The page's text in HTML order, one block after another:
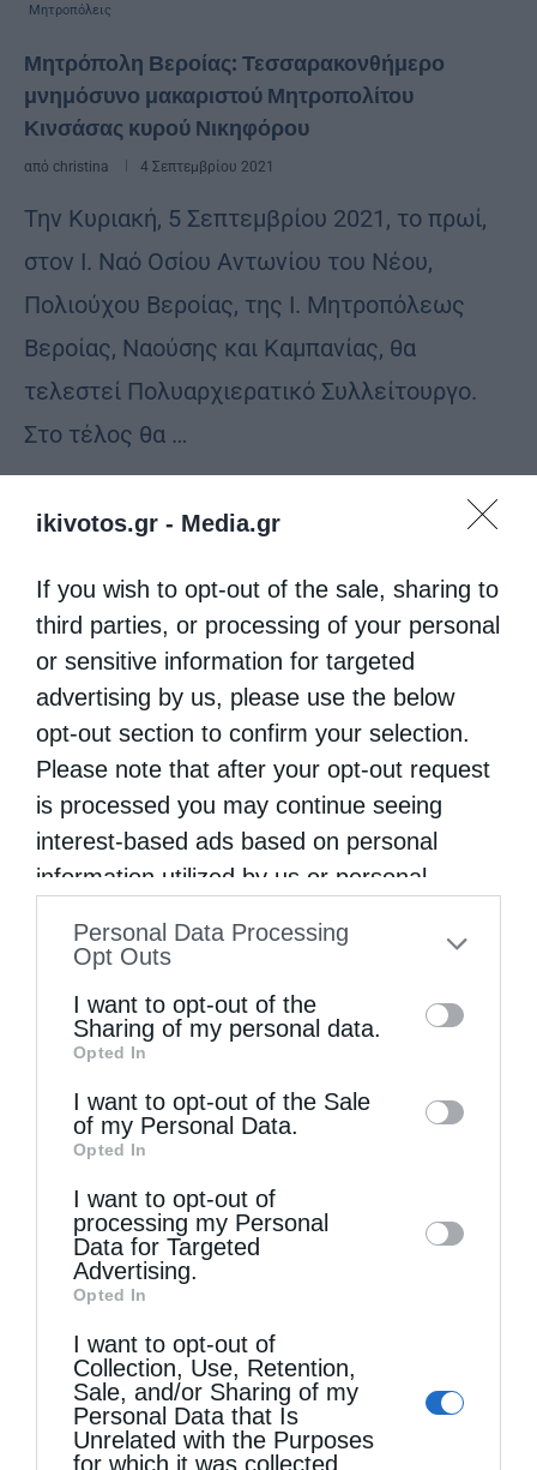
ikivotos.gr - Media.gr
If you wish to opt-out of the sale, sharing to
third parties, or processing of your personal
or sensitive information for targeted
advertising by us, please use the below
opt-out section to confirm your selection.
Please note that after your opt-out request
is processed you may continue seeing
interest-based ads based on personal
information utilized by us or personal
to your opt-out. You may separately opt-out
information by third parties on the IAB’s list
of downstream participants. This
information may also be disclosed by us to
third parties on theIAB’s List of
Downstream Participants
disclose it to other third parties.
Personal Data Processing
Opt Outs
I want to opt-out of the
Sharing of my personal data.
Opted In
I want to opt-out of the Sale
of my Personal Data.
Opted In
I want to opt-out of
processing my Personal
Data for Targeted
Advertising.
Opted In
I want to opt-out of
Collection, Use, Retention,
Sale, and/or Sharing of my
Personal Data that Is
Unrelated with the Purposes
for which it was collected.
Μητροπόλεις
Μητρόπολη Βεροίας: Τεσσαρακονθήμερο
μνημόσυνο μακαριστού Μητροπολίτου
Κινσάσας κυρού Νικηφόρου
από christina 4 Σεπτεμβρίου 2021
Την Κυριακή, 5 Σεπτεμβρίου 2021, το πρωί,
στον Ι. Ναό Οσίου Αντωνίου του Νέου,
Πολιούχου Βεροίας, της Ι. Μητροπόλεως
Βεροίας, Ναούσης και Καμπανίας, θα
τελεστεί Πολυαρχιερατικό Συλλείτουργο.
Στο τέλος θα …
Τελευταία άρθρα
Χειροτονία Διακόνου από τον Αρχιεπίσκοπο
Αυστραλίας στην Ιερά Επισκοπή Χώρας